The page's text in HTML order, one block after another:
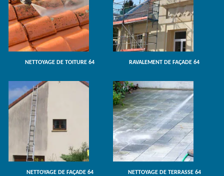
NETTOYAGE DE TOITURE 64 RAVALEMENT DE FAÇADE 64
NETTOYAGE DE FAÇADE 64 NETTOYAGE DE TERRASSE 64